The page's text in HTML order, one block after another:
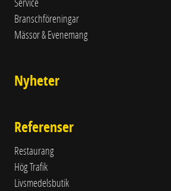
Branschföreningar
Mässor & Evenemang
Nyheter
Referenser
Restaurang
Hög Trafik
Livsmedelsbutik